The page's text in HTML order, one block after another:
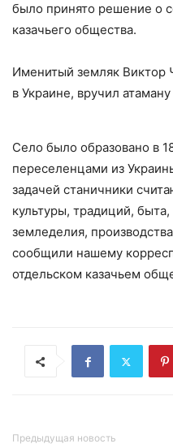
было принято решение о
казачьего общества.
Именитый земляк Виктор
в Украине, вручил
Село было образовано в
переселенцами из
задачей станичники
культуры, традиций,
земледелия,
сообщили нашему
отдельском казачьем
Предыдущая новость